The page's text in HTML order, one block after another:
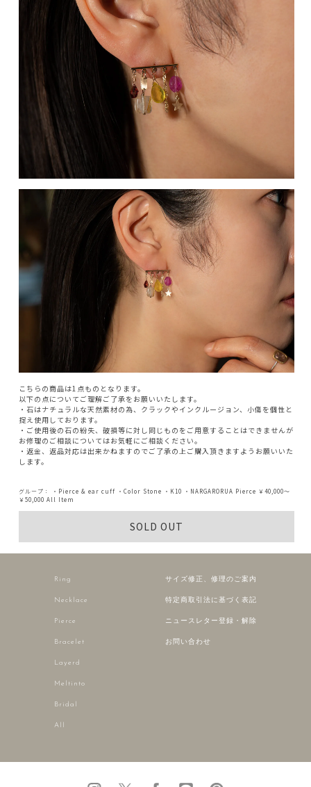
こちらの商品は1点ものとなります。
以下の点についてご理解ご了承をお願いいたします。
・石はナチュラルな天然素材の為、クラックやインクルージョン、小傷を個性と
捉え使用しております。
・ご使用後の石の紛失、破損等に対し同じものをご用意することはできませんが
お修理のご相談についてはお気軽にご相談ください。
・返金、返品対応は出来かねますのでご了承の上ご購入頂きますようお願いいた
します。
グループ： ・Pierce & ear cuff ・Color Stone ・K10 ・NARGARORUA Pierce ￥40,000～
￥50,000 All Item
SOLD OUT
Ring
Necklace
Pierce
Bracelet
Layerd
Meltinto
Bridal
All
サイズ修正、修理のご案内
特定商取引法に基づく表記
ニュースレター登録・解除
お問い合わせ